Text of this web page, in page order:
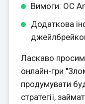
Вимоги: ОС
Додаткова
Ласкаво
онлайн-гри
продумувати
стратегії,